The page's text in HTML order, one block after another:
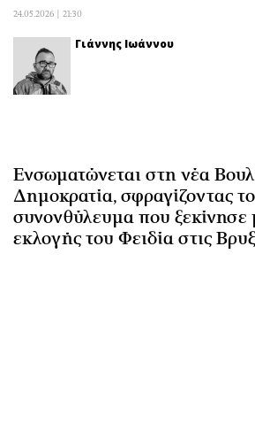
Αθλητισμός
Κύπρος
Ελλάδα
Διεθνή
Οικονομία
Real Estate
Επιχειρήσεις
Αγορές
24.05.2026 | 21:30
Γιάννης Ιωάννου
Ενσωματώνεται στη νέα
Δημοκρατία, σφραγίζοντας
συνονθύλευμα που ξεκίνησε
εκλογής του Φειδία στις